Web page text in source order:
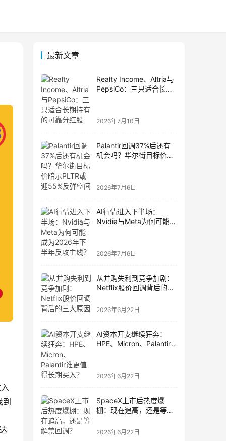
最新文章
Realty Income、Altria与
PepsiCo：三只适合长期
2026年7月10日
Palantir回调37%后还有
机会吗？华尔街目标价暗
2026年7月6日
AI行情进入下半场：
Nvidia与Meta为何可能成
2026年7月6日
从并购失利到竞争加剧：
Netflix股价回调背后的三
2026年6月22日
AI资本开支继续狂奔：
HPE、Micron、Palantir
2026年6月22日
SpaceX上市后热度爆
棚：现在追高，还是等解
2026年6月22日